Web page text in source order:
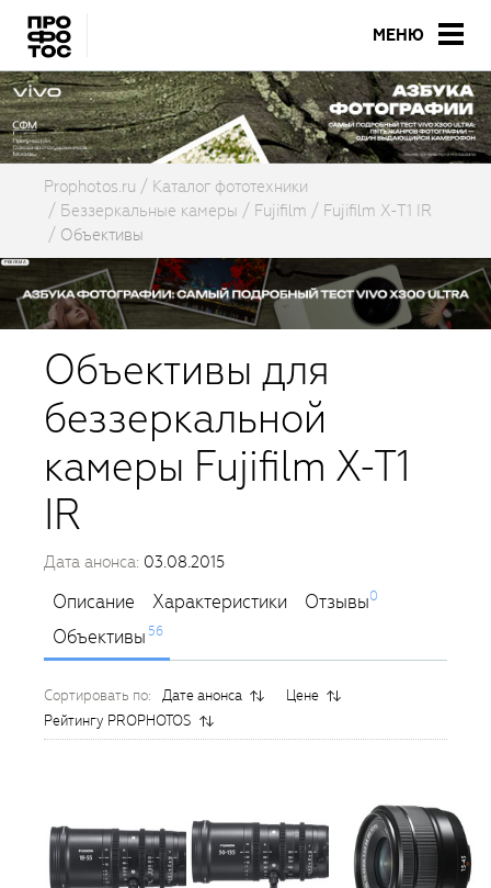
МЕНЮ
Prophotos.ru
Каталог фототехники
Беззеркальные камеры
Fujifilm
Fujifilm X-T1 IR
Объективы
Объективы для
беззеркальной
камеры Fujifilm X-T1
IR
Дата анонса: 03.08.2015
Описание Характеристики Отзывы0
Объективы56
Сортировать по: Дате анонса
Цене
Рейтингу PROPHOTOS